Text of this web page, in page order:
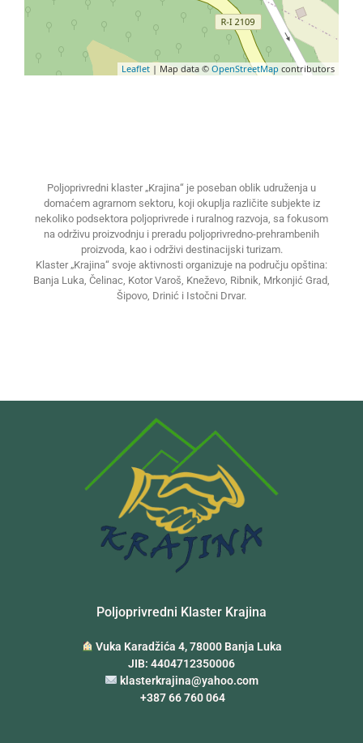
Leaflet | Map data © OpenStreetMap contributors
Poljoprivredni klaster „Krajina“ je poseban oblik udruženja u
domaćem agrarnom sektoru, koji okuplja različite subjekte iz
nekoliko podsektora poljoprivrede i ruralnog razvoja, sa fokusom
na održivu proizvodnju i preradu poljoprivredno-prehrambenih
proizvoda, kao i održivi destinacijski turizam.
Klaster „Krajina“ svoje aktivnosti organizuje na području opština:
Banja Luka, Čelinac, Kotor Varoš, Kneževo, Ribnik, Mrkonjić Grad,
Šipovo, Drinić i Istočni Drvar.
Poljoprivredni Klaster Krajina
Vuka Karadžića 4, 78000 Banja Luka
JIB: 4404712350006
klasterkrajina@yahoo.com
+387 66 760 064